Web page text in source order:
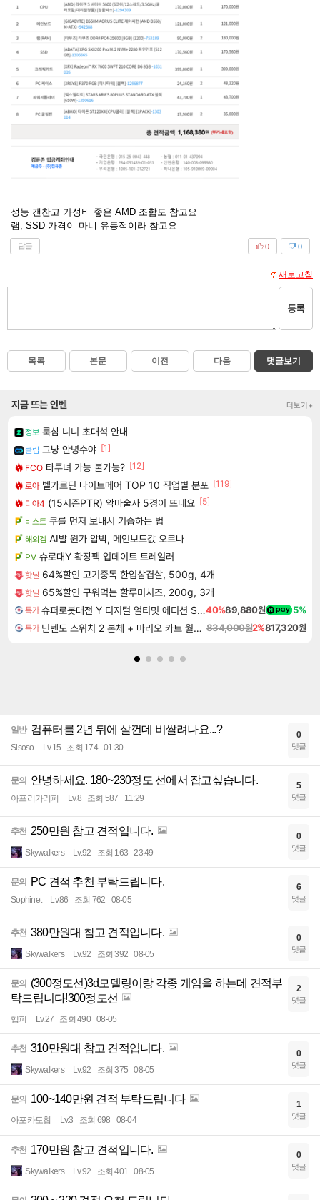
성능 갠찬고 가성비 좋은 AMD 조합도 참고요
램, SSD 가격이 마니 유동적이라 참고요
답글 0
0
새로고침
등록
목록 본문 이전 다음 댓글보기
지금 뜨는 인벤 더보기+
정보 룩삼 니니 초대석 안내
클립 그냥 안녕수야 [1]
FCO 타투녀 가능 불가능? [12]
로아 벨가르딘 나이트메어 TOP 10 직업별 분포 [119]
디아4 (15시즌PTR) 악마술사 5경이 뜨네요 [5]
비스트 쿠를 먼저 보내서 기습하는 법
해외겜 AI발 원가 압박, 메인보드값 오르나
PV 슈로대Y 확장팩 업데이트 트레일러
핫딜 64%할인 고기중독 한입삼겹살, 500g, 4개
핫딜 65%할인 구워먹는 할루미치즈, 200g, 3개
특가 슈퍼로봇대전 Y 디지털 얼티밋 에디션 Super Robot Wars Y Digital Ultimate Edition40%89,880원 5%
특가 닌텐도 스위치 2 본체 + 마리오 카트 월드 + 포켓몬 포코피아 번들 834,000원2%817,320원
일반 컴퓨터를 2년 뒤에 살껀데 비쌀려나요...?
Sisoso Lv.15 조회 174 01:30
0
댓글
문의 안녕하세요. 180~230정도 선에서 잡고싶습니다.
아프리카리퍼 Lv.8 조회 587 11:29
5
댓글
추천 250만원 참고 견적입니다.
Skywalkers Lv.92 조회 163 23:49
0
댓글
문의 PC 견적 추천 부탁드립니다.
Sophinet Lv.86 조회 762 08-05
6
댓글
추천 380만원대 참고 견적입니다.
Skywalkers Lv.92 조회 392 08-05
0
댓글
문의
(300정도선)3d모델링이랑 각종 게임을 하는데 견적부
탁드립니다!300정도선
햅피 Lv.27 조회 490 08-05
2
댓글
추천 310만원대 참고 견적입니다.
Skywalkers Lv.92 조회 375 08-05
0
댓글
문의 100~140만원 견적 부탁드립니다
아포카토칩 Lv.3 조회 698 08-04
1
댓글
추천 170만원 참고 견적입니다.
Skywalkers Lv.92 조회 401 08-05
0
댓글